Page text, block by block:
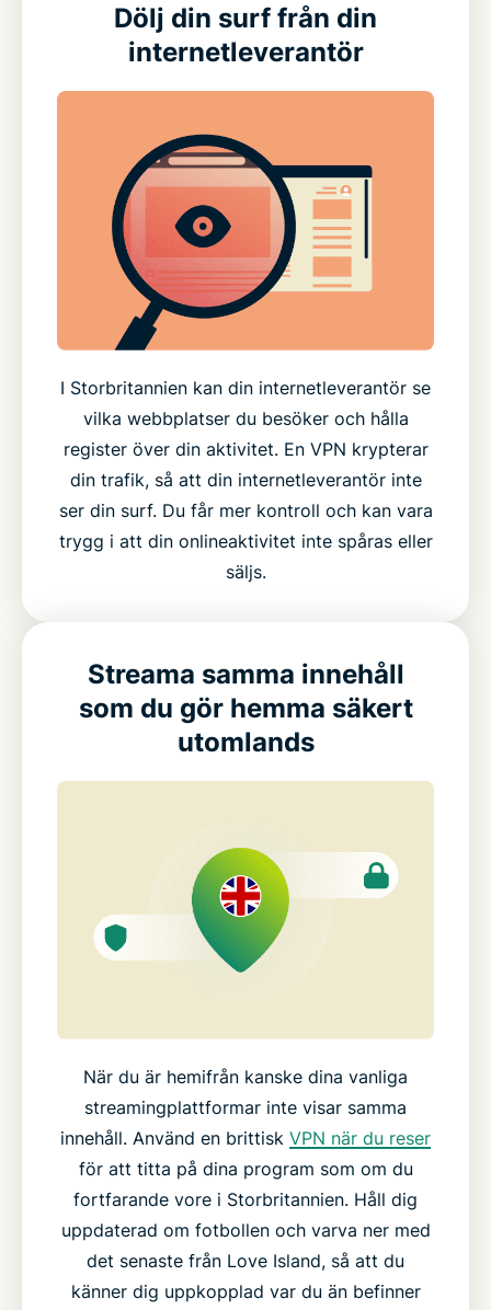
Dölj din surf från din
internetleverantör
I Storbritannien kan din internetleverantör se
vilka webbplatser du besöker och hålla
register över din aktivitet. En VPN krypterar
din trafik, så att din internetleverantör inte
ser din surf. Du får mer kontroll och kan vara
trygg i att din onlineaktivitet inte spåras eller
säljs.
Streama samma innehåll
som du gör hemma säkert
utomlands
När du är hemifrån kanske dina vanliga
streamingplattformar inte visar samma
innehåll. Använd en brittisk VPN när du reser
för att titta på dina program som om du
fortfarande vore i Storbritannien. Håll dig
uppdaterad om fotbollen och varva ner med
det senaste från Love Island, så att du
känner dig uppkopplad var du än befinner